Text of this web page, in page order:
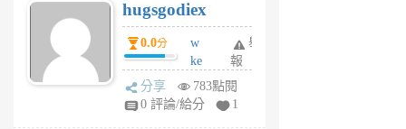
6
個
月
前
hugsgodiex
0.0分
w
ke
rv
pj
舉
報
分享
783點閱
0 評論/給分
1